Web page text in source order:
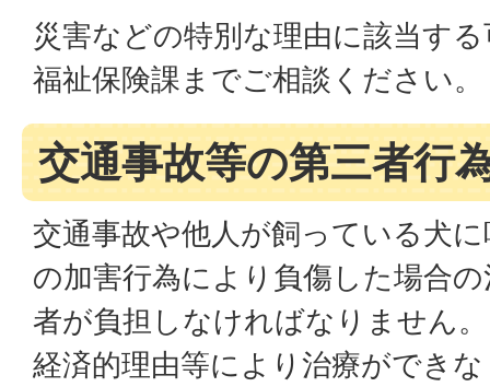
災害などの特別な理由に該当す
福祉保険課までご相談ください。
交通事故等の第三者行
交通事故や他人が飼っている犬
の加害行為により負傷した場合
者が負担しなければなりません
経済的理由等により治療ができ